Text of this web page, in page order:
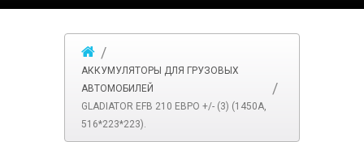
АККУМУЛЯТОРЫ ДЛЯ ГРУЗОВЫХ
АВТОМОБИЛЕЙ
GLADIATOR EFB 210 ЕВРО +/- (3) (1450A,
516*223*223).